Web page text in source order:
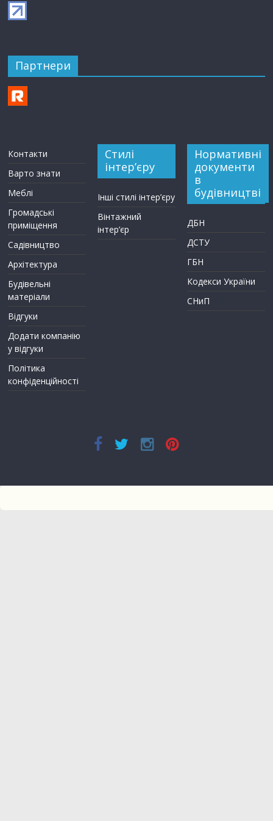
Партнери
Контакти
Варто знати
Меблі
Громадські
приміщення
Садівництво
Архітектура
Будівельні
матеріали
Відгуки
Додати компанію
у відгуки
Політика
конфіденційності
Стилі
інтер’єру
Інші стилі інтер’єру
Вінтажний
інтер’єр
Нормативні
документи
в
будівництві
ДБН
ДСТУ
ГБН
Кодекси України
СНиП